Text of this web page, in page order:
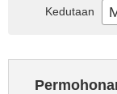
Kedutaan